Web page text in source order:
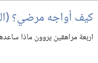
كيف أواجه مرضي؟‏
اربعة مراهقين يروون ماذا